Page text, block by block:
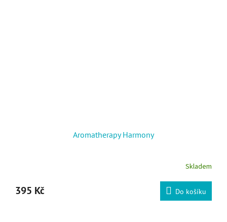
Aromatherapy Harmony
Skladem
395 Kč Do košíku